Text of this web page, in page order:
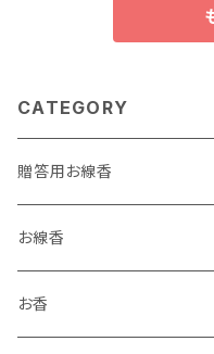
CATEGORY
贈答用お線香
お線香
お香